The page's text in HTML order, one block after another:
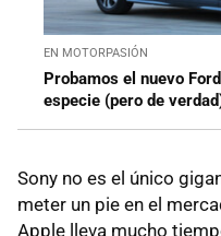
EN MOTORPASIÓN
Probamos el nuevo
especie (pero de
Sony no es el único
meter un pie en el
Apple lleva mucho